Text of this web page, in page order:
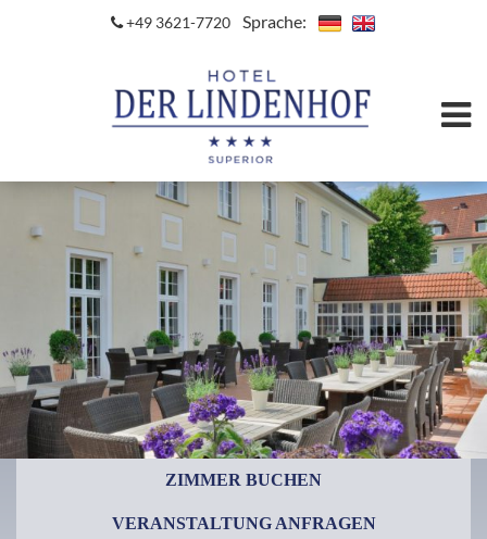
+49 3621-7720 Sprache:
ZIMMER BUCHEN
VERANSTALTUNG ANFRAGEN